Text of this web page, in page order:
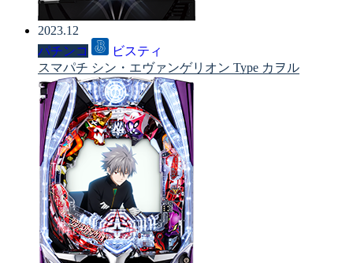
2023.12
パチンコ
ビスティ
スマパチ シン・エヴァンゲリオン Type カヲル